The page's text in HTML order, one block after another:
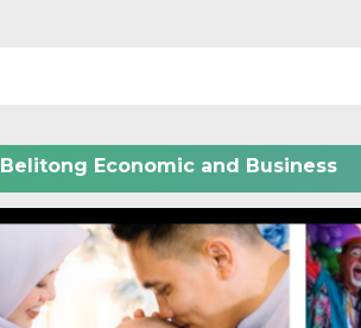
Belitong Economic and Business